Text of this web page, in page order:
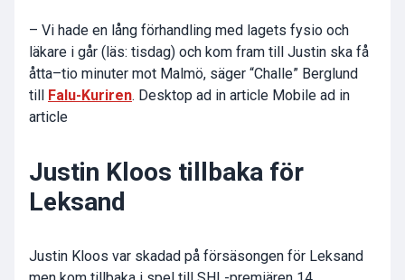
– Vi hade en lång förhandling med lagets fysio och
läkare i går (läs: tisdag) och kom fram till Justin ska få
åtta–tio minuter mot Malmö, säger “Challe” Berglund
till
Falu-Kuriren. Desktop ad in article Mobile ad in
article
Justin Kloos tillbaka för
Leksand
Justin Kloos var skadad på försäsongen för Leksand